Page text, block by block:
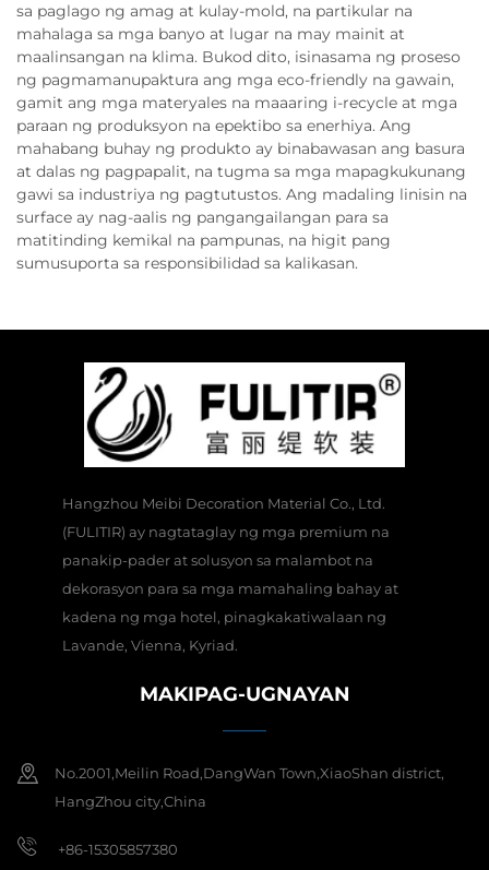
sa paglago ng amag at kulay-mold, na partikular na
mahalaga sa mga banyo at lugar na may mainit at
maalinsangan na klima. Bukod dito, isinasama ng proseso
ng pagmamanupaktura ang mga eco-friendly na gawain,
gamit ang mga materyales na maaaring i-recycle at mga
paraan ng produksyon na epektibo sa enerhiya. Ang
mahabang buhay ng produkto ay binabawasan ang basura
at dalas ng pagpapalit, na tugma sa mga mapagkukunang
gawi sa industriya ng pagtutustos. Ang madaling linisin na
surface ay nag-aalis ng pangangailangan para sa
matitinding kemikal na pampunas, na higit pang
sumusuporta sa responsibilidad sa kalikasan.
Hangzhou Meibi Decoration Material Co., Ltd.
(FULITIR) ay nagtataglay ng mga premium na
panakip-pader at solusyon sa malambot na
dekorasyon para sa mga mamahaling bahay at
kadena ng mga hotel, pinagkakatiwalaan ng
Lavande, Vienna, Kyriad.
MAKIPAG-UGNAYAN
No.2001,Meilin Road,DangWan Town,XiaoShan district,
HangZhou city,China
+86-15305857380